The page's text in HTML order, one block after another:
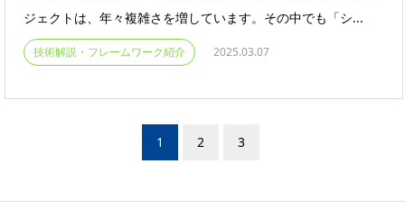
ジェクトは、年々複雑さを増しています。その中でも「シ...
技術解説・フレームワーク紹介 2025.03.07
1 2 3